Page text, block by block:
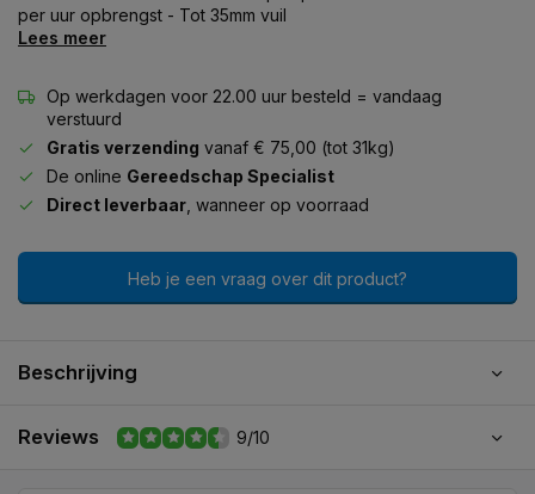
per uur opbrengst - Tot 35mm vuil
Lees meer
Op werkdagen voor 22.00 uur besteld = vandaag
verstuurd
Gratis verzending vanaf € 75,00 (tot 31kg)
De online Gereedschap Specialist
Direct leverbaar , wanneer op voorraad
Heb je een vraag over dit product?
Beschrijving
Reviews 9/10